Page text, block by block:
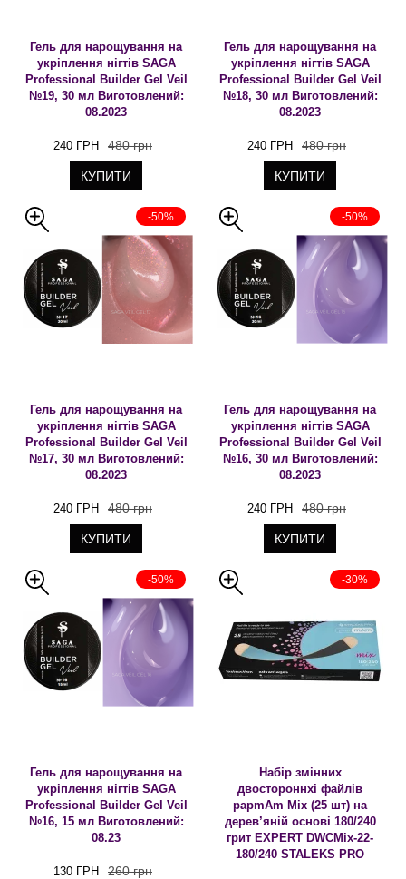
Гель для нарощування на
укріплення нігтів SAGA
Professional Builder Gel Veil
№19, 30 мл Виготовлений:
08.2023
240 ГРН 480 грн
КУПИТИ
Гель для нарощування на
укріплення нігтів SAGA
Professional Builder Gel Veil
№18, 30 мл Виготовлений:
08.2023
240 ГРН 480 грн
КУПИТИ
-50%
Гель для нарощування на
укріплення нігтів SAGA
Professional Builder Gel Veil
№17, 30 мл Виготовлений:
08.2023
240 ГРН 480 грн
КУПИТИ
-50%
Гель для нарощування на
укріплення нігтів SAGA
Professional Builder Gel Veil
№16, 30 мл Виготовлений:
08.2023
240 ГРН 480 грн
КУПИТИ
-50%
Гель для нарощування на
укріплення нігтів SAGA
Professional Builder Gel Veil
№16, 15 мл Виготовлений:
08.23
130 ГРН 260 грн
-30%
Набір змінних
двостороннхі файлів
papmAm Mix (25 шт) на
дерев’яній основі 180/240
грит EXPERT DWCMix-22-
180/240 STALEKS PRO